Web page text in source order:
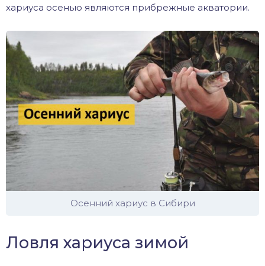
хариуса осенью являются прибрежные акватории.
Осенний хариус в Сибири
Ловля хариуса зимой